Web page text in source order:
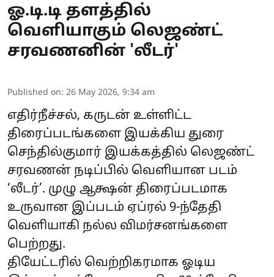
ஓ.டி.டி தளத்தில்
வெளியாகும் லெஜண்ட்
சரவணனின் 'லீடர்'
Published on: 26 May 2026, 9:34 am
எதிர்நீச்சல், கருடன் உள்ளிட்ட
திரைப்படங்களை இயக்கிய துரை
செந்தில்குமார் இயக்கத்தில் லெஜண்ட்
சரவணன் நடிப்பில் வெளியான படம்
‘லீடர்’. முழு ஆக்ஷன் திரைப்படமாக
உருவான இப்படம் ஏப்ரல் 9-ந்தேதி
வெளியாகி நல்ல விமர்சனங்களை
பெற்றது.
தியேட்டரில் வெற்றிகரமாக ஓடிய